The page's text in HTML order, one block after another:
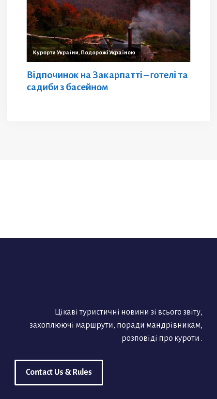
Цікаві туристичні новини зі всього звіту,
захоплюючі маршрути, поради мандрівникам,
розповіді про куроти .
Contact Us & Rules